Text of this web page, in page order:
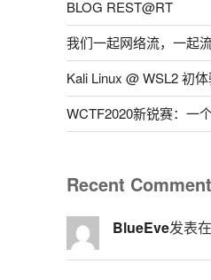
BLOG REST@RT
我们一起网络流，一起
Kali Linux @ WSL2 初
WCTF2020新锐赛：一
Recent
BlueEve发表在